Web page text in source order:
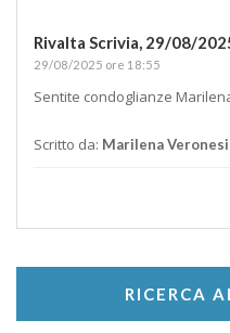
Rivalta Scrivia, 29/08/
29/08/2025 ore 18:55
Sentite condoglianze
Scritto da: Marilena Veronesi
RICERCA